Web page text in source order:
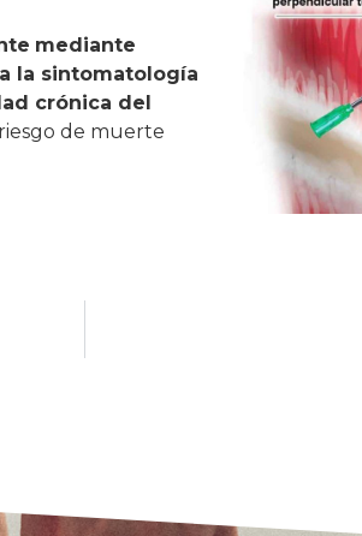
mediante
la sintomatología
crónica del
de muerte